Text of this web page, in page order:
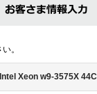
。
Xeon w9-3575X